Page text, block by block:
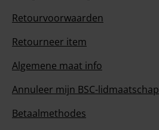
Retourvoorwaarden
Retourneer item
Algemene maat info
Annuleer mijn BSC-lidmaatschap
Betaalmethodes